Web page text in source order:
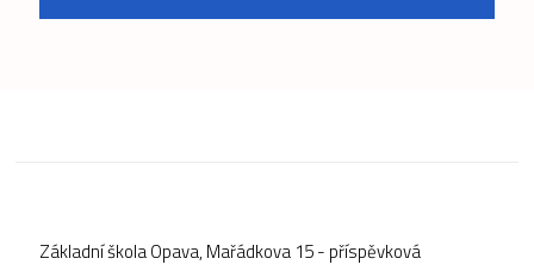
Základní škola Opava, Mařádkova 15 - příspěvková